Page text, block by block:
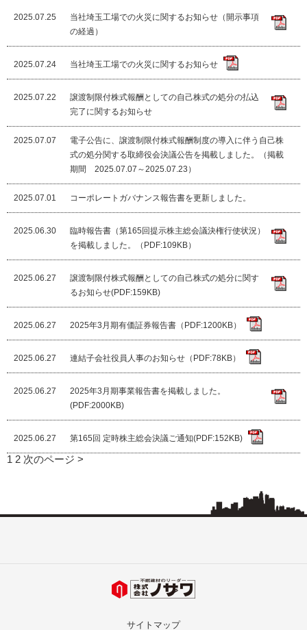
2025.07.25
当社埼玉工場での火災に関するお知らせ（開示事項
の経過）
2025.07.24 当社埼玉工場での火災に関するお知らせ
2025.07.22
譲渡制限付株式報酬としての自己株式の処分の払込
完了に関するお知らせ
2025.07.07
電子公告に、譲渡制限付株式報酬制度の導入に伴う自己株
式の処分関する取締役会決議公告を掲載しました。（掲載
期間 2025.07.07～2025.07.23）
2025.07.01 コーポレートガバナンス報告書を更新しました。
2025.06.30
臨時報告書（第165回提示株主総会議決権行使状況）
を掲載しました。（PDF:109KB）
2025.06.27
譲渡制限付株式報酬としての自己株式の処分に関す
るお知らせ(PDF:159KB)
2025.06.27 2025年3月期有価証券報告書（PDF:1200KB）
2025.06.27 連結子会社役員人事のお知らせ（PDF:78KB）
2025.06.27
2025年3月期事業報告書を掲載しました。
(PDF:2000KB)
2025.06.27 第165回 定時株主総会決議ご通知(PDF:152KB)
1 2 次のページ >
サイトマップ